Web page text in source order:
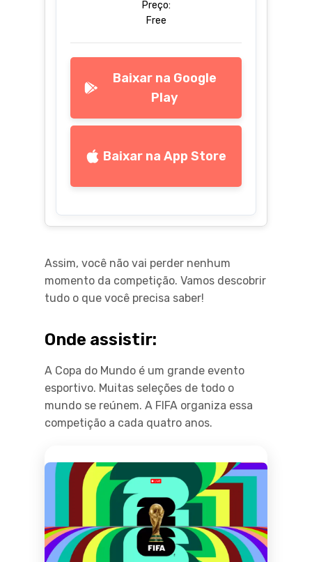
Preço:
Free
Baixar na Google
Play
Baixar na App Store
Assim, você não vai perder nenhum
momento da competição. Vamos descobrir
tudo o que você precisa saber!
Onde assistir:
A Copa do Mundo é um grande evento
esportivo. Muitas seleções de todo o
mundo se reúnem. A FIFA organiza essa
competição a cada quatro anos.